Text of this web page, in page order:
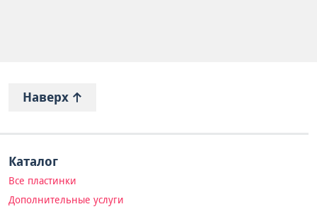
Наверх
Каталог
Все пластинки
Дополнительные услуги